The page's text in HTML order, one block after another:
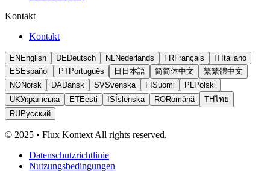
Kontakt
Kontakt
EN English DEDeutsch NLNederlands FRFrançais IT Italiano
ES Español PTPortuguês 日 日本語 简简体中文 繁繁體中文
NONorsk DADansk SVSvenska FI Suomi PLPolski
UKУкраїнська ETEesti IS Íslenska RORomână THไทย
RUРусский
© 2025 • Flux Kontext All rights reserved.
Datenschutzrichtlinie
Nutzungsbedingungen